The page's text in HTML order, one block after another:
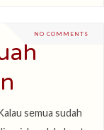
NO COMMENTS
semua sudah